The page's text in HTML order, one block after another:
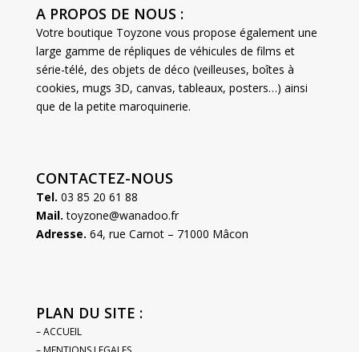
A PROPOS DE NOUS :
Votre boutique Toyzone vous propose également une
large gamme de répliques de véhicules de films et
série-télé, des objets de déco (veilleuses, boîtes à
cookies, mugs 3D, canvas, tableaux, posters…) ainsi
que de la petite maroquinerie.
CONTACTEZ-NOUS
Tel. 03 85 20 61 88
Mail. toyzone@wanadoo.fr
Adresse. 64, rue Carnot – 71000 Mâcon
PLAN DU SITE :
– ACCUEIL